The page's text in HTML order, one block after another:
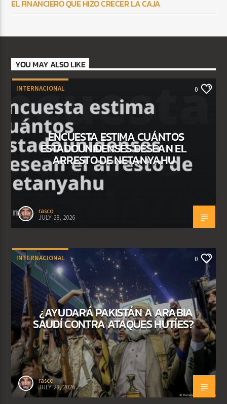
EL FINANCIERO QUE HIZO CRECER LA CAJA
YOU MAY ALSO LIKE
INTERNACIONAL 0
ENCUESTA ESTIMA CUÁNTOS
ESTADOUNIDENSES DESEAN EL
ARRESTO DE NETANYAHU
rasco
JULY 28, 2026
INTERNACIONAL 0
¿AYUDARÁ PAKISTÁN A ARABIA
SAUDÍ CONTRA ATAQUES HUTÍES?
rasco
JULY 28, 2026